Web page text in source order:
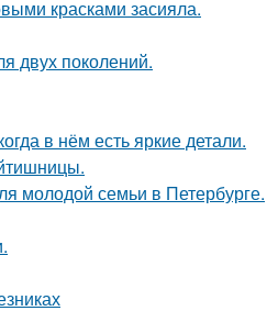
красками засияла.
двух поколений.
в нём есть яркие детали.
молодой семьи в Петербурге.